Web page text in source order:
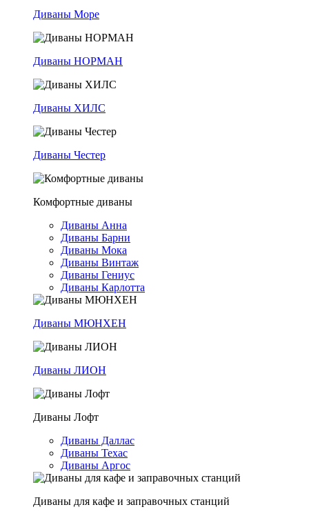
Диваны Море
Диваны НОРМАН
Диваны ХИЛС
Диваны Честер
Комфортные диваны
Диваны Анна
Диваны Барни
Диваны Мока
Диваны Винтаж
Диваны Гениус
Диваны Карлотта
Диваны МЮНХЕН
Диваны ЛИОН
Диваны Лофт
Диваны Даллас
Диваны Техас
Диваны Аргос
Диваны для кафе и заправочных станций